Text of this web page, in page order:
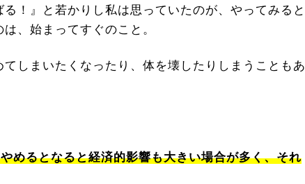
！』と若かりし私は思っていたのが、やってみると
、始まってすぐのこと。
しまいたくなったり、体を壊したりしまうこともあ
めるとなると経済的影響も大きい場合が多く、それ